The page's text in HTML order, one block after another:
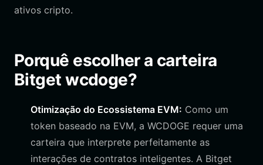
ativos cripto.
Porquê escolher a carteira
Bitget wcdoge?
Otimização do Ecossistema EVM: Como um
token baseado na EVM, a WCDOGE requer uma
carteira que interprete perfeitamente as
interações de contratos inteligentes. A Bitget